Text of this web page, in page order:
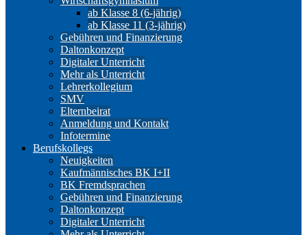
ab Klasse 8 (6-jährig)
ab Klasse 11 (3-jährig)
Gebühren und Finanzierung
Daltonkonzept
Digitaler Unterricht
Mehr als Unterricht
Lehrerkollegium
SMV
Elternbeirat
Anmeldung und Kontakt
Infotermine
Berufskollegs
Neuigkeiten
Kaufmännisches BK I+II
BK Fremdsprachen
Gebühren und Finanzierung
Daltonkonzept
Digitaler Unterricht